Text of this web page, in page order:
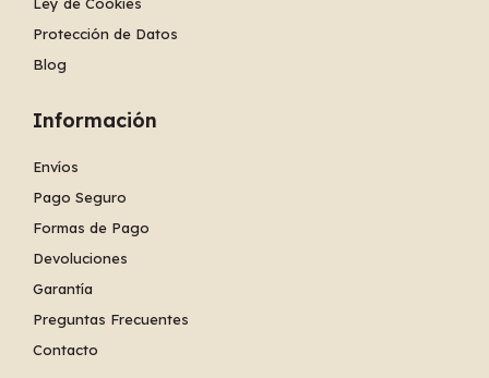
Protección de Datos
Blog
Información
Envíos
Pago Seguro
Formas de Pago
Devoluciones
Garantía
Preguntas Frecuentes
Contacto